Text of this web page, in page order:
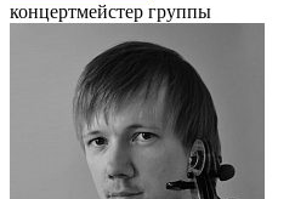
концертмейстер группы